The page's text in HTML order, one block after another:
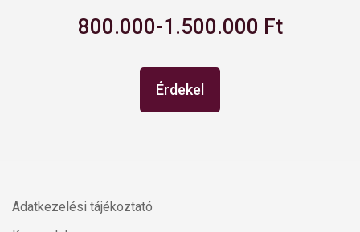
800.000-1.500.000 Ft
Érdekel
Adatkezelési tájékoztató